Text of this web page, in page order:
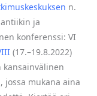
n.
ja
konferenssi: VI
(17.–19.8.2022)
kansainvälinen
jossa mukana aina